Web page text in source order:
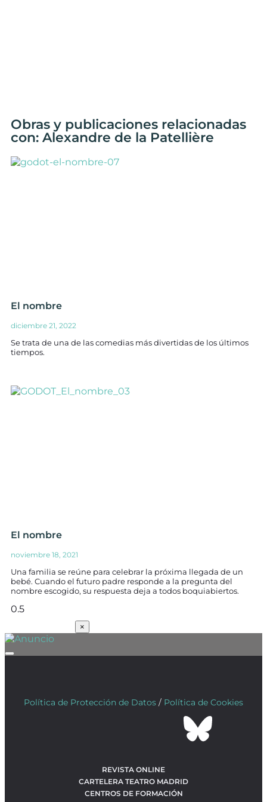
Obras y publicaciones relacionadas
con: Alexandre de la Patellière
El nombre
diciembre 21, 2022
Se trata de una de las comedias más divertidas de los últimos
tiempos.
El nombre
noviembre 18, 2021
Una familia se reúne para celebrar la próxima llegada de un
bebé. Cuando el futuro padre responde a la pregunta del
nombre escogido, su respuesta deja a todos boquiabiertos.
×
Política de Protección de Datos / Política de Cookies
REVISTA ONLINE
CARTELERA TEATRO MADRID
CENTROS DE FORMACIÓN